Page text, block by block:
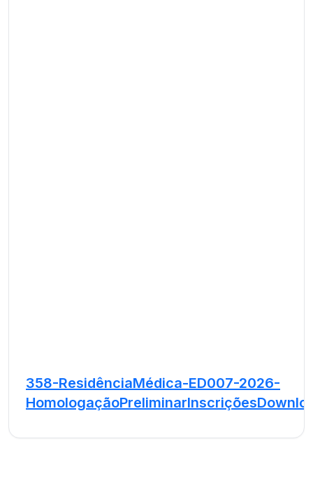
358-ResidênciaMédica-ED007-2026-
HomologaçãoPreliminarInscrições